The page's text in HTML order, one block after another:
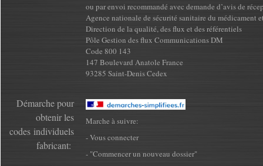
ou par envoi recommandé avec demande d’avis de
Agence nationale de sécurité sanitaire du médicament
Direction de la qualité, des flux et des référentiels
Pôle Gestion des flux Communications DM
Code 800 143
147 Boulevard Anatole France
93285 Saint-Denis Cedex
Démarche pour
obtenir les
codes individuels
fabricant:
Marche à suivre:
- Vous connecter
- "Commencer un nouveau dossier"